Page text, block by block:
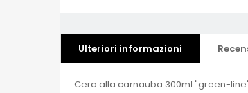
Ulteriori informazioni
Cera alla carnauba 300ml "green-